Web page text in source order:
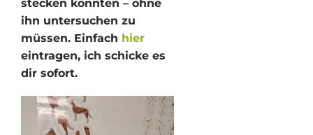
stecken könnten – ohne
ihn untersuchen zu
müssen. Einfach hier
eintragen, ich schicke es
dir sofort.